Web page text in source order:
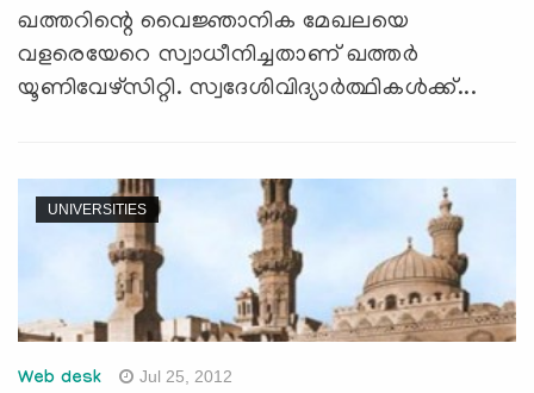
ഖത്തറിന്റെ വൈജ്ഞാനിക മേഖലയെ
വളരെയേറെ സ്വാധീനിച്ചതാണ് ഖത്തര്‍
യൂണിവേഴ്സിറ്റി. സ്വദേശിവിദ്യാര്‍ത്ഥികള്‍ക്ക്...
UNIVERSITIES
Web desk Jul 25, 2012